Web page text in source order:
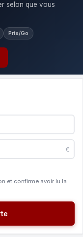
selon que vous
Prix/Go
€
et confirme avoir lu la